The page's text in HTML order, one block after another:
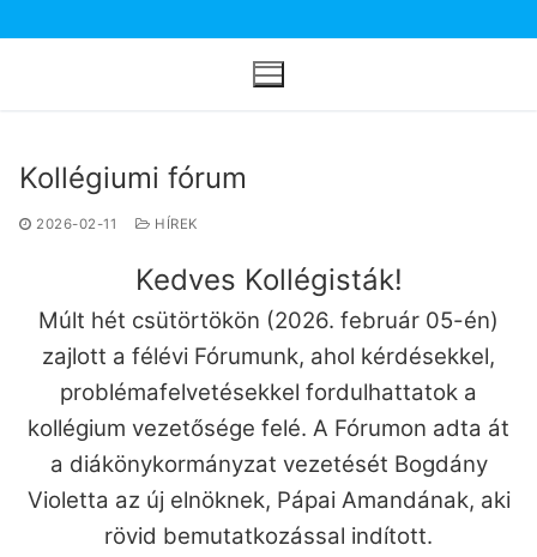
a
Kollégiumi fórum
2026-02-11 HÍREK
Kedves Kollégisták!
Múlt hét csütörtökön (2026. február 05-én)
zajlott a félévi Fórumunk, ahol kérdésekkel,
problémafelvetésekkel fordulhattatok a
kollégium vezetősége felé. A Fórumon adta át
a diákönykormányzat vezetését Bogdány
Violetta az új elnöknek, Pápai Amandának, aki
rövid bemutatkozással indított.